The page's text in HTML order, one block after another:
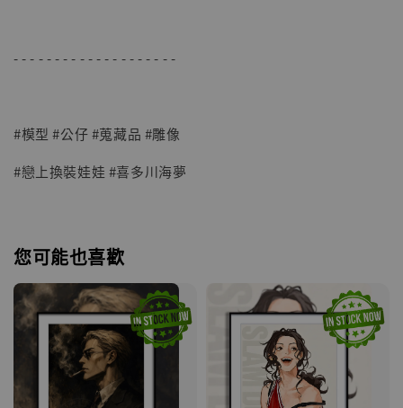
- - - - - - - - - - - - - - - - - - - -
#模型 #公仔 #蒐藏品 #雕像
#戀上換裝娃娃 #喜多川海夢
您可能也喜歡